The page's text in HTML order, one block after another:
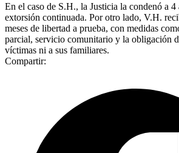
En el caso de S.H., la Justicia la condenó a
extorsión continuada. Por otro lado, V.H.
meses de libertad a prueba, con medidas
parcial, servicio comunitario y la obligación
víctimas ni a sus familiares.
Compartir: